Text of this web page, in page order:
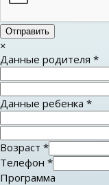
Отправить
×
Данные родителя *
Данные ребенка *
Возраст *
Телефон *
Программа